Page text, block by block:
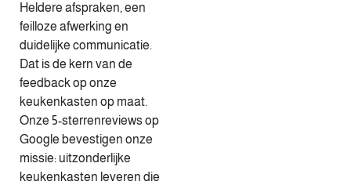
Heldere afspraken, een
feilloze afwerking en
duidelijke communicatie.
Dat is de kern van de
feedback op onze
keukenkasten op maat.
Onze 5-sterrenreviews op
Google bevestigen onze
missie: uitzonderlijke
keukenkasten leveren die